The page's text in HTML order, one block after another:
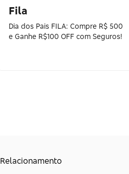
Fila
Dia dos Pais FILA: Compre R$ 500
e Ganhe R$100 OFF com Seguros!
Relacionamento